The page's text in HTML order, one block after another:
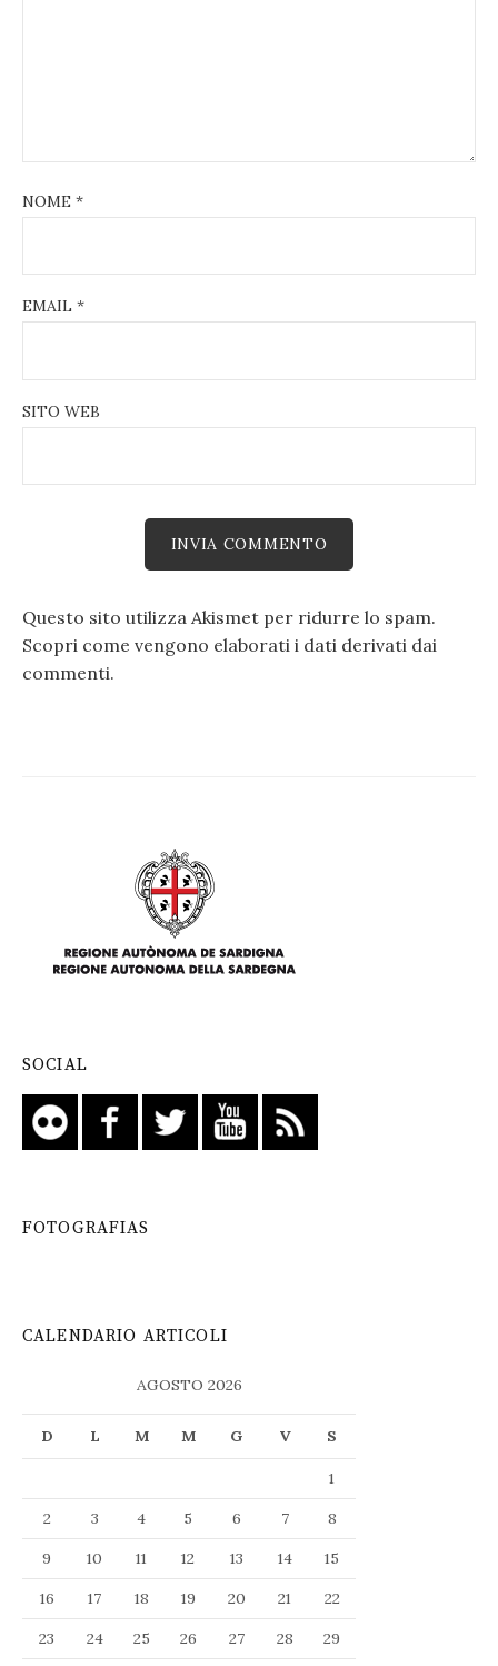
NOME *
EMAIL *
SITO WEB
Questo sito utilizza Akismet per ridurre lo spam.
Scopri come vengono elaborati i dati derivati dai
commenti.
SOCIAL
FOTOGRAFIAS
CALENDARIO ARTICOLI
AGOSTO 2026
D L M M G V S
1
2
3 4 5 6 7
8
9
10 11 12 13 14
15
16
17 18 19 20 21
22
23
24 25 26 27 28
29